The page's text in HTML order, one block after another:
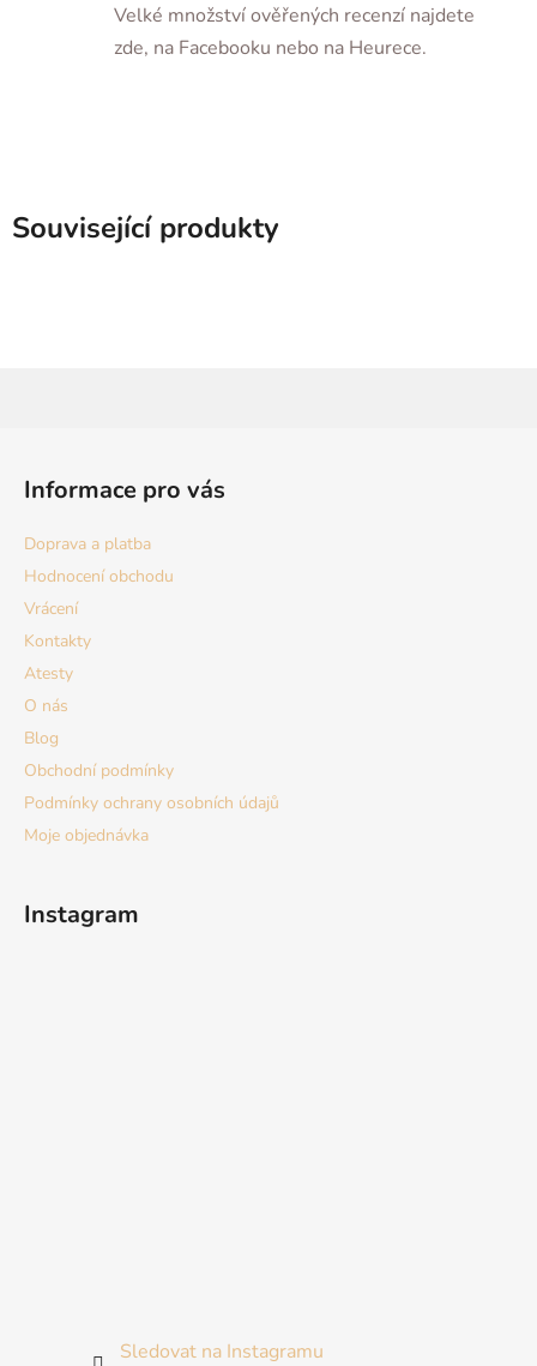
Velké množství ověřených recenzí najdete
zde, na Facebooku nebo na Heurece.
Související produkty
Informace pro vás
Doprava a platba
Hodnocení obchodu
Vrácení
Kontakty
Atesty
O nás
Blog
Obchodní podmínky
Podmínky ochrany osobních údajů
Moje objednávka
Instagram
Sledovat na Instagramu